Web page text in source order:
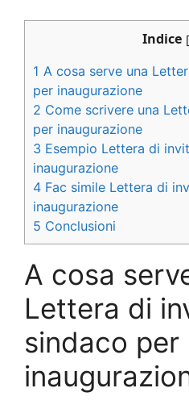
Indice [
1 A cosa serve una
per inaugurazione
2 Come scrivere una
per inaugurazione
3 Esempio Lettera di
inaugurazione
4 Fac simile Lettera di
inaugurazione
5 Conclusioni
A cosa
Lettera di
sindaco per